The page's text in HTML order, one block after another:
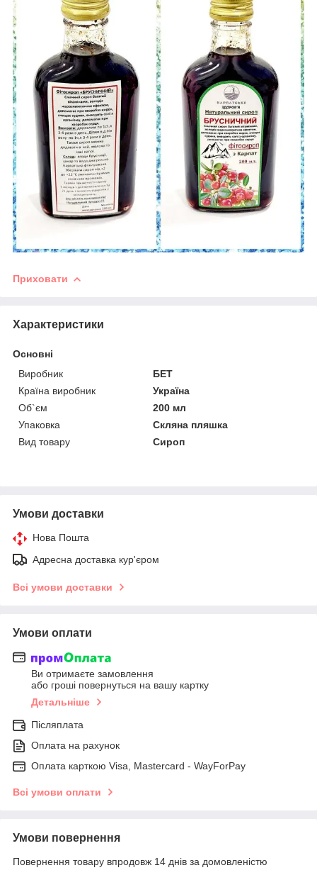
Приховати
Характеристики
Основні
Виробник
БЕТ
Країна виробник
Україна
Об`єм
200 мл
Упаковка
Скляна пляшка
Вид товару
Сироп
Умови доставки
Нова Пошта
Адресна доставка кур'єром
Всі умови доставки
Умови оплати
Ви отримаєте замовлення
або гроші повернуться на вашу картку
Детальніше
Післяплата
Оплата на рахунок
Оплата карткою Visa, Mastercard - WayForPay
Всі умови оплати
Умови повернення
Повернення товару впродовж 14 днів за домовленістю